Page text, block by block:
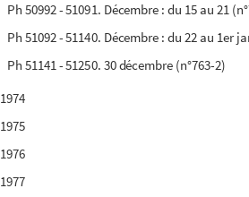
Ph 50992 - 51091. Décembre : du 15 au 21
Ph 51092 - 51140. Décembre : du 22 au 1er
Ph 51141 - 51250. 30 décembre (n°763-2)
1974
1975
1976
1977